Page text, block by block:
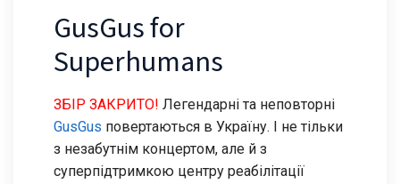
GusGus for
Superhumans
ЗБІР ЗАКРИТО! Легендарні та неповторні
GusGus повертаються в Україну. І не тільки
з незабутнім концертом, але й з
суперпідтримкою центру реабілітації